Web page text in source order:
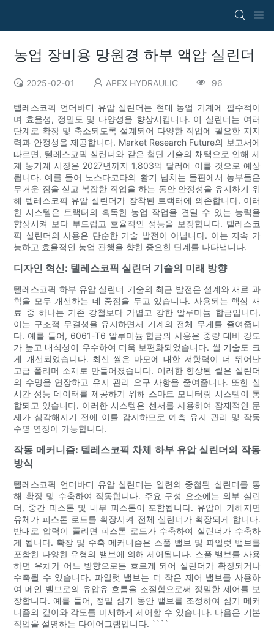
농업 장비용 망원경 하부 액압 실린더
2025-02-01 APEX HYDRAULIC 96
텔레스코픽 언더바디 유압 실린더는 현대 농업 기계에 필수적이
며 효율성, 정밀도 및 다양성을 향상시킵니다. 이 실린더는 여러
단계로 확장 및 축소되도록 설계되어 다양한 작업에 필요한 지지
력과 안정성을 제공합니다. Market Research Future의 보고서에
따르면, 텔레스코픽 실린더와 같은 첨단 기술의 채택으로 인해 세
계 농기계 시장은 2027년까지 1,803억 달러에 이를 것으로 예상
됩니다. 예를 들어 노스다코타의 활기 넘치는 들판에서 농부들은
무거운 짐을 싣고 복잡한 작업을 하는 동안 안정성을 유지하기 위
해 텔레스코픽 유압 실린더가 장착된 트랙터에 의존합니다. 이러
한 시스템은 트랙터의 혹독한 농업 작업을 견딜 수 있는 능력을
향상시켜 보다 부드럽고 효율적인 성능을 보장합니다. 텔레스코
픽 실린더의 사용은 단순한 기술 발전이 아닙니다. 이는 지속 가
능하고 효율적인 농업 관행을 향한 중요한 단계를 나타냅니다.
디자인 혁신: 텔레스코픽 실린더 기술의 미래 방향
텔레스코픽 하부 유압 실린더 기술의 최근 발전은 설계와 재료 과
학을 모두 개선하는 데 중점을 두고 있습니다. 사용되는 핵심 재
료 중 하나는 기존 강철보다 가볍고 강한 알루미늄 합금입니다.
이는 구조적 무결성을 유지하면서 기계의 전체 무게를 줄여줍니
다. 예를 들어, 6061-T6 알루미늄 합금의 사용은 중량 대비 강도
가 높고 내식성이 우수하여 더욱 보편화되었습니다. 씰 기술도 크
게 개선되었습니다. 최신 씰은 마모에 대한 저항력이 더 뛰어난
고급 폴리머 소재로 만들어졌습니다. 이러한 향상된 씰은 실린더
의 수명을 연장하고 유지 관리 요구 사항을 줄여줍니다. 또한 실
시간 성능 데이터를 제공하기 위해 스마트 모니터링 시스템이 통
합되고 있습니다. 이러한 시스템은 센서를 사용하여 잠재적인 문
제가 심각해지기 전에 이를 감지하므로 예측 유지 관리 및 작동
수명 연장이 가능합니다.
작동 메커니즘: 텔레스코픽 차체 하부 유압 실린더의 작동
방식
텔레스코픽 언더바디 유압 실린더는 일련의 중첩된 실린더를 통
해 확장 및 수축하여 작동합니다. 주요 구성 요소에는 외부 실린
더, 중간 피스톤 및 내부 피스톤이 포함됩니다. 유압이 가해지면
유체가 피스톤 로드를 확장시켜 전체 실린더가 확장되게 합니다.
반대로 압력이 풀리면 피스톤 로드가 수축하여 실린더가 수축하
게 됩니다. 확장 및 수축 메커니즘은 스풀 밸브 및 파일럿 밸브를
포함한 다양한 유형의 밸브에 의해 제어됩니다. 스풀 밸브를 사용
하면 유체가 어느 방향으로든 흐르게 되어 실린더가 확장되거나
수축될 수 있습니다. 파일럿 밸브는 더 작은 제어 밸브를 사용하
여 메인 밸브로의 유압유 흐름을 조절함으로써 정밀한 제어를 보
장합니다. 예를 들어, 정밀 심기 동안 밸브를 조정하여 심기 메커
니즘의 깊이와 각도를 미세하게 제어할 수 있습니다. 다음은 기본
작업을 설명하는 다이어그램입니다. ````